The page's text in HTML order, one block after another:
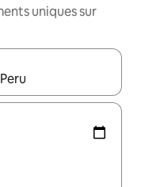
uniques sur
les flèches vers le